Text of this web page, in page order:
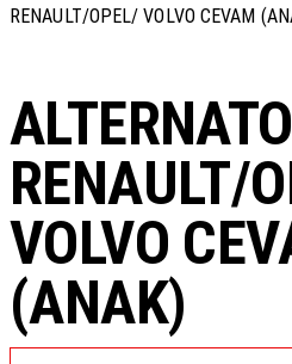
RENAULT/OPEL/ VOLVO CEVAM
RENAULT/
VOLVO
(ANAK)